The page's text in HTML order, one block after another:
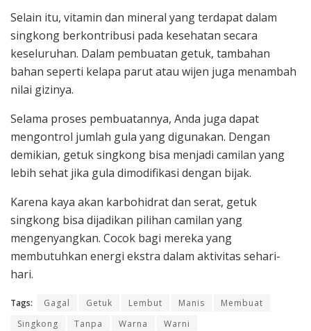
Selain itu, vitamin dan mineral yang terdapat dalam
singkong berkontribusi pada kesehatan secara
keseluruhan. Dalam pembuatan getuk, tambahan
bahan seperti kelapa parut atau wijen juga menambah
nilai gizinya.
Selama proses pembuatannya, Anda juga dapat
mengontrol jumlah gula yang digunakan. Dengan
demikian, getuk singkong bisa menjadi camilan yang
lebih sehat jika gula dimodifikasi dengan bijak.
Karena kaya akan karbohidrat dan serat, getuk
singkong bisa dijadikan pilihan camilan yang
mengenyangkan. Cocok bagi mereka yang
membutuhkan energi ekstra dalam aktivitas sehari-
hari.
Tags: Gagal Getuk Lembut Manis
Membuat
Singkong
Tanpa Warna Warni